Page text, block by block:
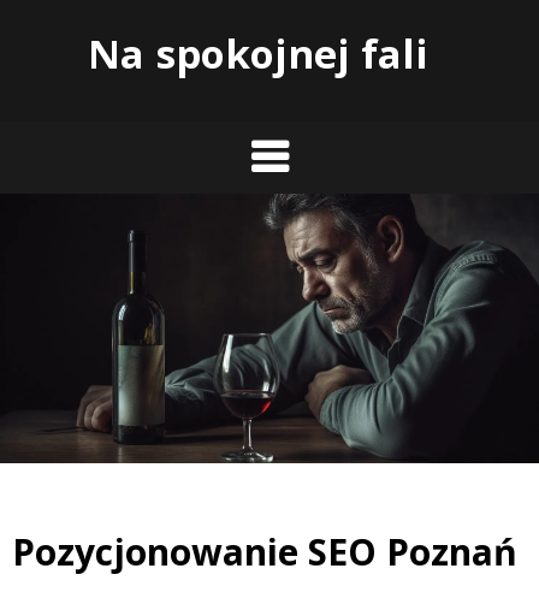
Na spokojnej fali
Pozycjonowanie SEO Poznań